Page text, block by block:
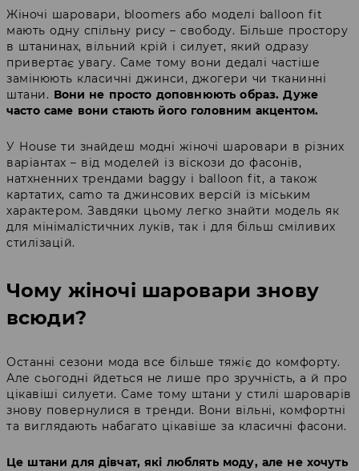
Жіночі шаровари, bloomers або моделі balloon fit
мають одну спільну рису – свободу. Більше простору
в штанинах, вільний крій і силует, який одразу
привертає увагу. Саме тому вони дедалі частіше
замінюють класичні джинси, джогери чи тканинні
штани. Вони не просто доповнюють образ. Дуже
часто саме вони стають його головним акцентом.
У House ти знайдеш модні жіночі шаровари в різних
варіантах – від моделей із віскози до фасонів,
натхненних трендами baggy і balloon fit, а також
картатих, camo та джинсових версій із міським
характером. Завдяки цьому легко знайти модель як
для мінімалістичних луків, так і для більш сміливих
стилізацій.
Чому жіночі шаровари знову
всюди?
Останні сезони мода все більше тяжіє до комфорту.
Але сьогодні йдеться не лише про зручність, а й про
цікавіші силуети. Саме тому штани у стилі шароварів
знову повернулися в тренди. Вони вільні, комфортні
та виглядають набагато цікавіше за класичні фасони.
Це штани для дівчат, які люблять моду, але не хочуть